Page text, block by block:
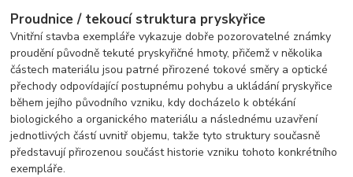
Proudnice / tekoucí struktura pryskyřice
Vnitřní stavba exempláře vykazuje dobře pozorovatelné známky
proudění původně tekuté pryskyřičné hmoty, přičemž v několika
částech materiálu jsou patrné přirozené tokové směry a optické
přechody odpovídající postupnému pohybu a ukládání pryskyřice
během jejího původního vzniku, kdy docházelo k obtékání
biologického a organického materiálu a následnému uzavření
jednotlivých částí uvnitř objemu, takže tyto struktury současně
představují přirozenou součást historie vzniku tohoto konkrétního
exempláře.